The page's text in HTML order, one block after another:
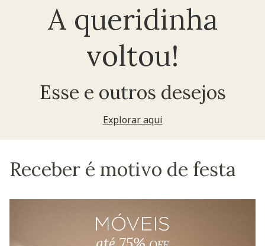
A queridinha
voltou!
Esse e outros desejos
Explorar aqui
Receber é motivo de festa